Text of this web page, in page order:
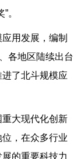
。
用发展，编制
各地区陆续出台
了北斗规模应
大现代化创新
，在众多行业
的重要科技力